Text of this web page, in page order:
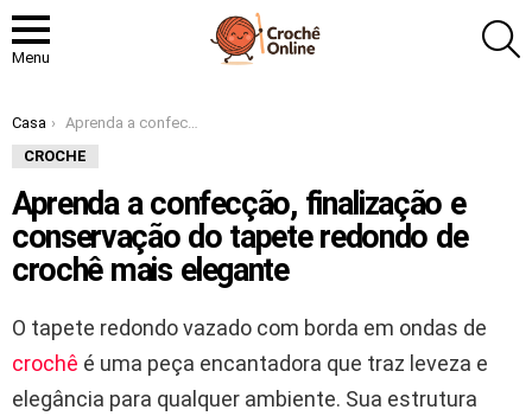
Menu
Você está aqui:
Casa
Aprenda a confecção, finalização e conservação do tapete redondo de crochê mais elegante
CROCHE
Aprenda a confecção, finalização e
conservação do tapete redondo de
crochê mais elegante
O tapete redondo vazado com borda em ondas de
crochê é uma peça encantadora que traz leveza e
elegância para qualquer ambiente. Sua estrutura